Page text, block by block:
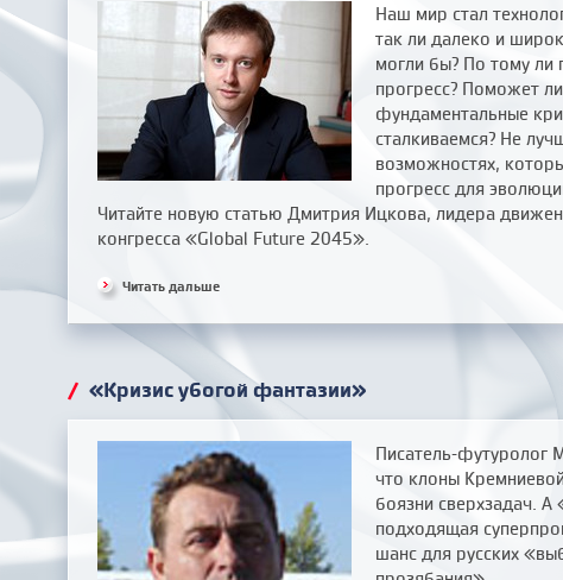
Наш мир стал
так ли далеко и
могли бы? По тому ли
прогресс? Поможет
фундаментальные
сталкиваемся? Не
возможностях,
прогресс для
Читайте новую статью Дмитрия Ицкова, лидера
конгресса «Global Future 2045».
Читать дальше
/ «Кризис убогой фантазии»
Писатель-футуролог
что клоны
боязни сверхзадач.
подходящая
шанс для русских